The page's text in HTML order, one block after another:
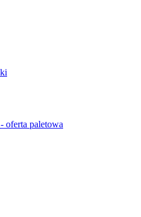
oferta paletowa